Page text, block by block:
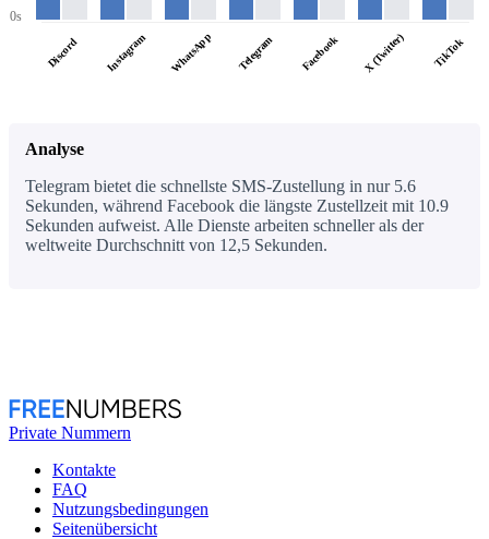
0s
Discord Instagram WhatsApp Telegram Facebook X (Twitter) TikTok
Analyse
Telegram bietet die schnellste SMS-Zustellung in nur 5.6
Sekunden, während Facebook die längste Zustellzeit mit 10.9
Sekunden aufweist. Alle Dienste arbeiten schneller als der
weltweite Durchschnitt von 12,5 Sekunden.
Private Nummern
Kontakte
FAQ
Nutzungsbedingungen
Seitenübersicht